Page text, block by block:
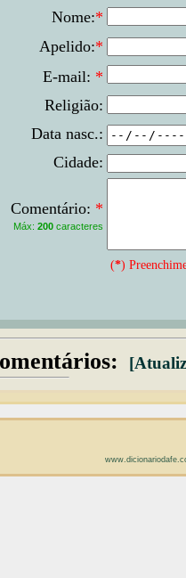
Nome:*
Apelido:*
E-mail: *
Religião:
Data nasc.:
Cidade:
Comentário: *
Máx: 200 caracteres
(*)